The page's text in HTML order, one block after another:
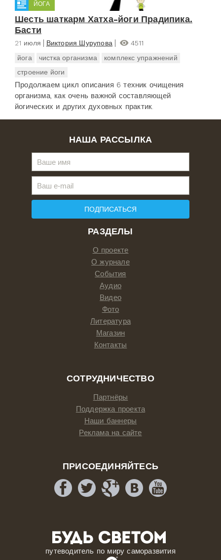
ЙОГА
Шесть шаткарм Хатха-йоги Прадипика.
Басти
21 июля Виктория Шурупова
4511
йога
чистка организма
комплекс упражнений
строение йоги
Продолжаем цикл описания 6 техник очищения
организма, как очень важной составляющей
йогических и других духовных практик.
РАЗДЕЛЫ
О проекте
О журнале
События
Аудио
Видео
Фото
Литература
Магазин
Контакты
СОТРУДНИЧЕСТВО
Партнёры
Поддержка проекта
Наши баннеры
Реклама на сайте
ПРИСОЕДИНЯЙТЕСЬ
путеводитель по миру саморазвития
НАША РАССЫЛКА
ПОДПИСАТЬСЯ